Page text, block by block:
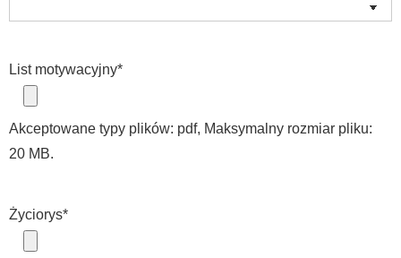
List motywacyjny*
Akceptowane typy plików: pdf, Maksymalny rozmiar pliku:
20 MB.
Życiorys*